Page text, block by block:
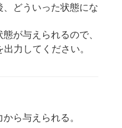
どういった状態にな
が与えられるので、
力してください。
ら与えられる。